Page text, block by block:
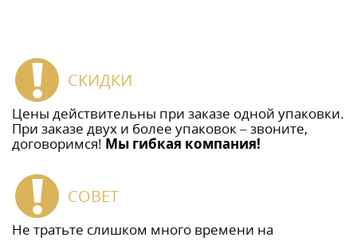
СКИДКИ
Цены действительны при заказе одной упаковки.
При заказе двух и более упаковок – звоните,
договоримся! Мы гибкая компания!
СОВЕТ
Не тратьте слишком много времени на